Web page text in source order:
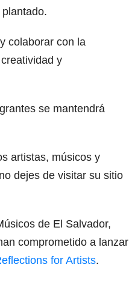
colaborar con la
y
se mantendrá
artistas, músicos y
dejes de visitar su sitio
de El Salvador,
comprometido a lanzar
for Artists.